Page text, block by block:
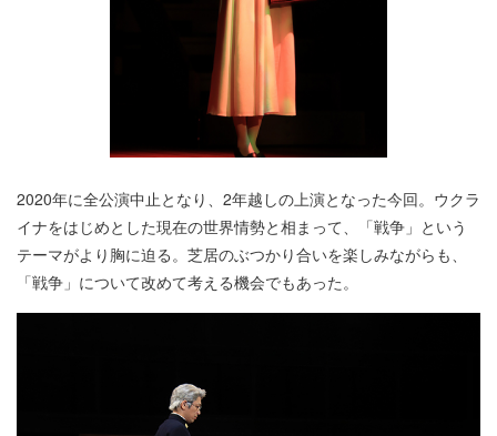
2020年に全公演中止となり、2年越しの上演となった今回。ウクラ
イナをはじめとした現在の世界情勢と相まって、「戦争」という
テーマがより胸に迫る。芝居のぶつかり合いを楽しみながらも、
「戦争」について改めて考える機会でもあった。